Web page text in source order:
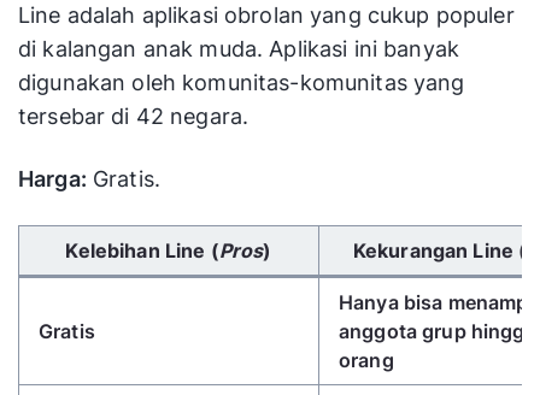
Line adalah aplikasi obrolan yang cukup populer
di kalangan anak muda. Aplikasi ini banyak
digunakan oleh komunitas-komunitas yang
tersebar di 42 negara.
Harga: Gratis.
Gunakan tombol panah kiri/kanan untuk
Kelebihan Line (Pros) Kekurangan Line (
Gratis
Hanya bisa
anggota grup
orang